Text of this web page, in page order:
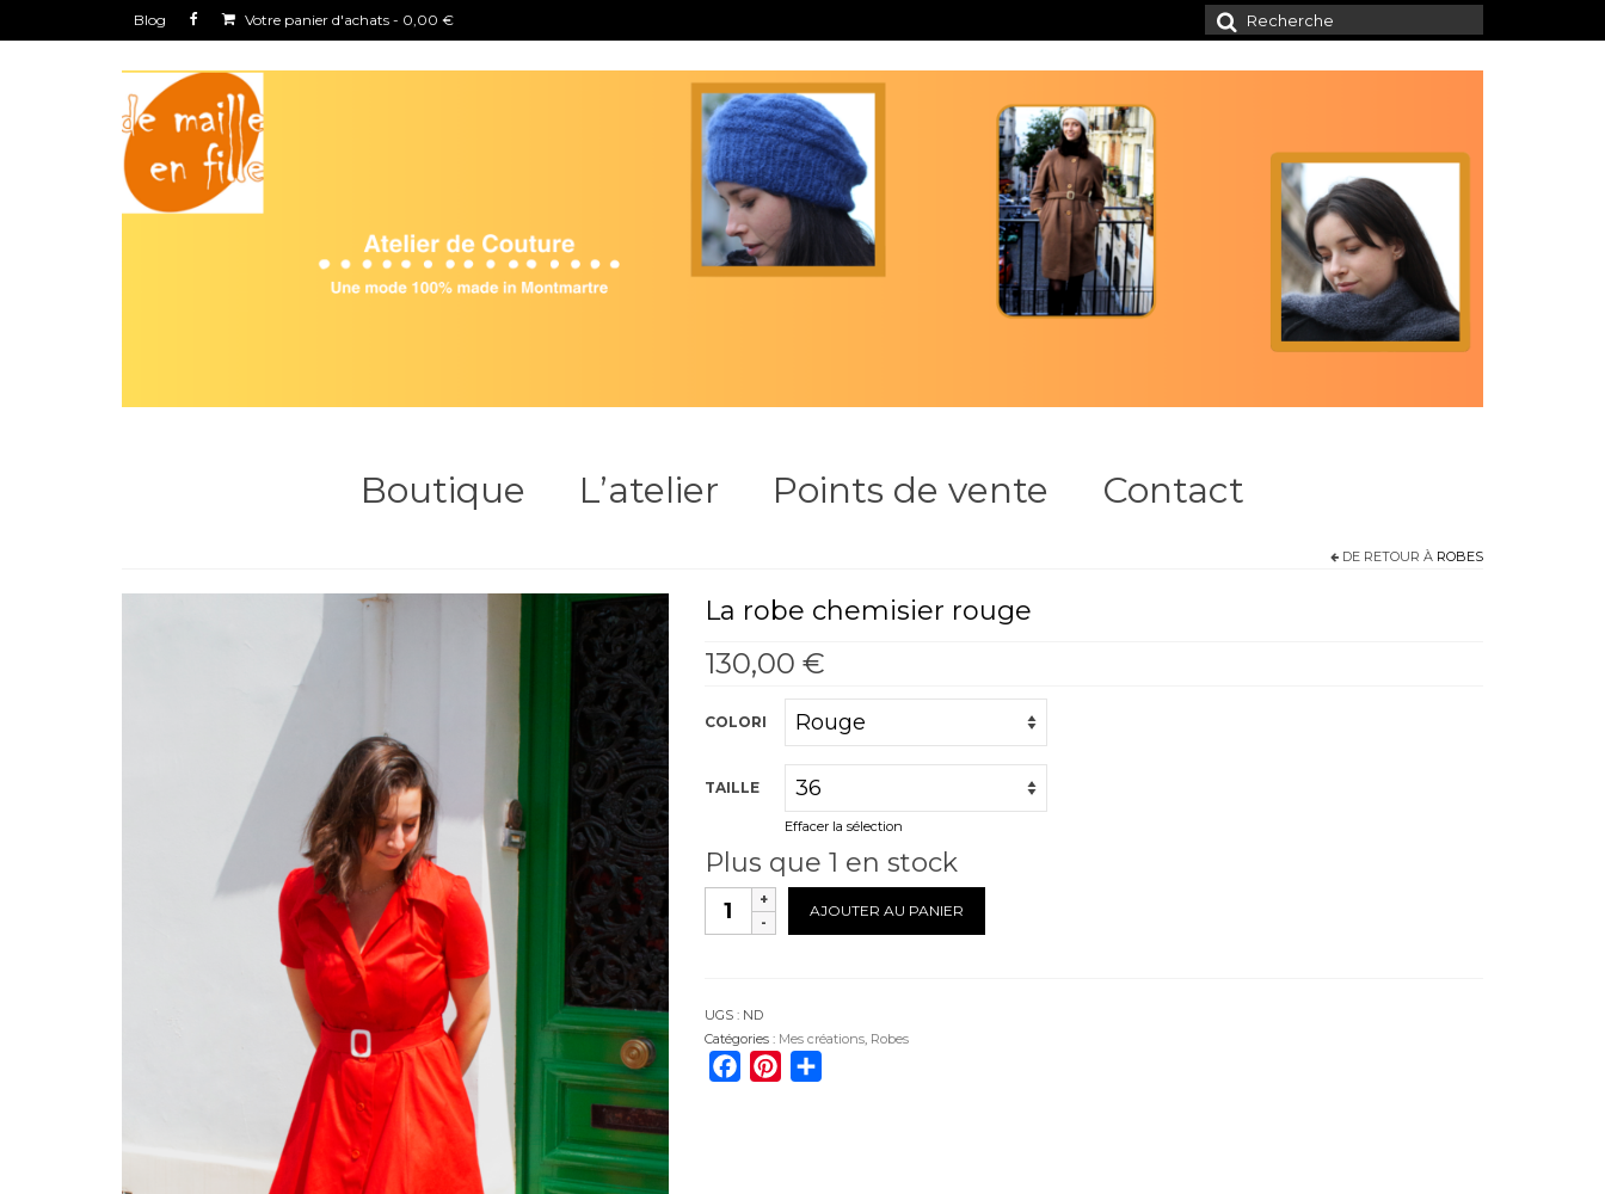
Blog Votre panier d'achats - 0,00 €
Rechercher
:
Boutique L’atelier Points de vente Contact
DE RETOUR À ROBES
La robe chemisier rouge
130,00 €
COLORI
TAILLE
Effacer la sélection
Plus que 1 en stock
quantité
de
rouge
AJOUTER AU PANIER
UGS : ND
Catégories : Mes créations, Robes
FacebookPinterest